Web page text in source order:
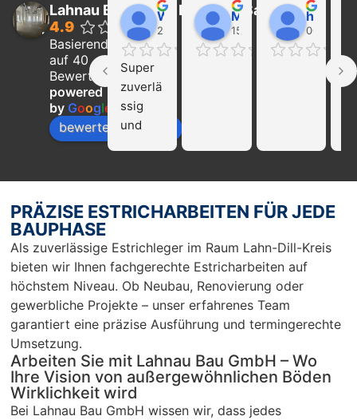
Lahnau Bau GmbH Estrich & Sanierung
4.9
Basierend
auf 40
Bewertungen
powered
by Google
bewerte uns auf
Walter Wider
22:21 01 Feb 24
Super
zuverlä
ssig
und
Nur zu
empfeh
len…
Marcel Becker
15:39 31 Jan 24
hayat Nikolaeva
00:29 16
PRÄZISE ESTRICHARBEITEN FÜR JEDE
BAUPHASE
Als zuverlässige Estrichleger im Raum Lahn-Dill-Kreis
bieten wir Ihnen fachgerechte Estricharbeiten auf
höchstem Niveau. Ob Neubau, Renovierung oder
gewerbliche Projekte – unser erfahrenes Team
garantiert eine präzise Ausführung und termingerechte
Umsetzung.
Arbeiten Sie mit Lahnau Bau GmbH – Wo
Ihre Vision von außergewöhnlichen Böden
Wirklichkeit wird
Bei Lahnau Bau GmbH wissen wir, dass jedes